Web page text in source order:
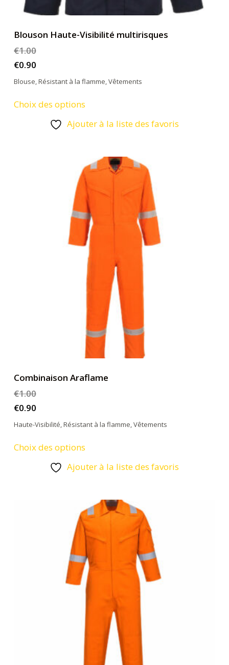
Blouson Haute-Visibilité multirisques
€1.00
€0.90
Blouse,Résistant à la flamme,Vêtements
Choix des optionsCe
produit
variations.
Les
options
peuvent
être
choisies
sur
la
page
produit
Ajouter à la liste des favoris
Combinaison Araflame
€1.00
€0.90
Haute-Visibilité,Résistant à la flamme,Vêtements
Choix des optionsCe
produit
variations.
Les
options
peuvent
être
choisies
sur
page
du
produit
Ajouter à la liste des favoris